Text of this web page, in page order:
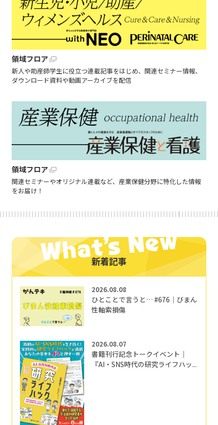
領域フロア
新人や助産師学生に役立つ連載記事をはじめ、関連セミナー情報、
ダウンロード資料や動画アーカイブを配信
領域フロア
関連セミナーやオリジナル連載など、産業保健分野に特化した情報
をお届け！
新着記事
2026.08.08
ひとことで言うと… #676｜びまん
性軸索損傷
2026.08.07
書籍刊行記念トークイベント｜
『AI・SNS時代の研究ライフハッ...